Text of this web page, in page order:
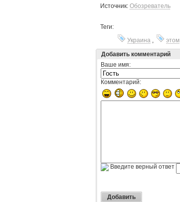
Источник: Обозреватель
Теги:
Украина , этом
Добавить комментарий
Ваше имя:
Комментарий:
Введите верный ответ